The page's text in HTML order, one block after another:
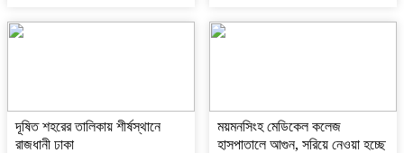
দূষিত শহরের তালিকায় শীর্ষস্থানে
রাজধানী ঢাকা
ময়মনসিংহ মেডিকেল কলেজ
হাসপাতালে আগুন, সরিয়ে নেওয়া হচ্ছে